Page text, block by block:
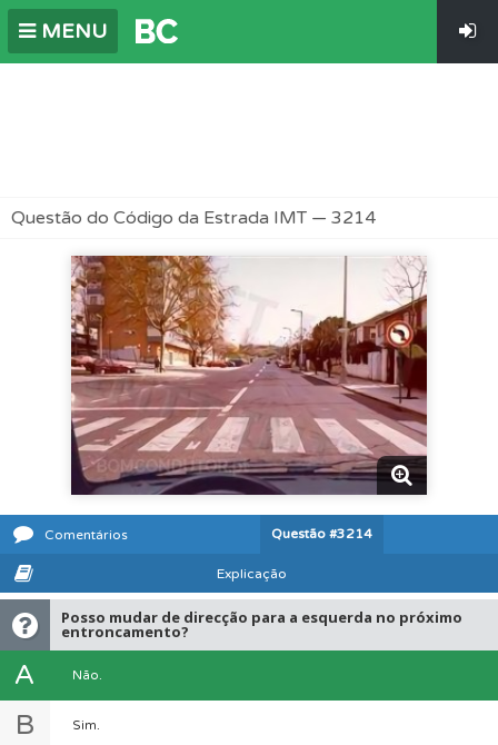
MENU
Questão do Código da Estrada IMT — 3214
Comentários Questão #3214
Explicação
Posso mudar de direcção para a esquerda no próximo
entroncamento?
A Não.
B Sim.